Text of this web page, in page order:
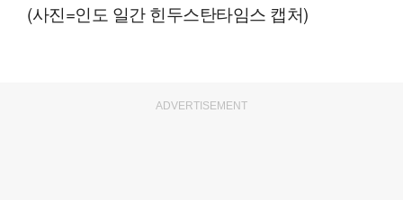
(사진=인도 일간 힌두스탄타임스 캡처)
ADVERTISEMENT